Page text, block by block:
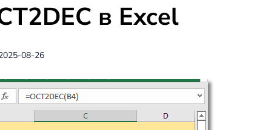
в Excel
08-26